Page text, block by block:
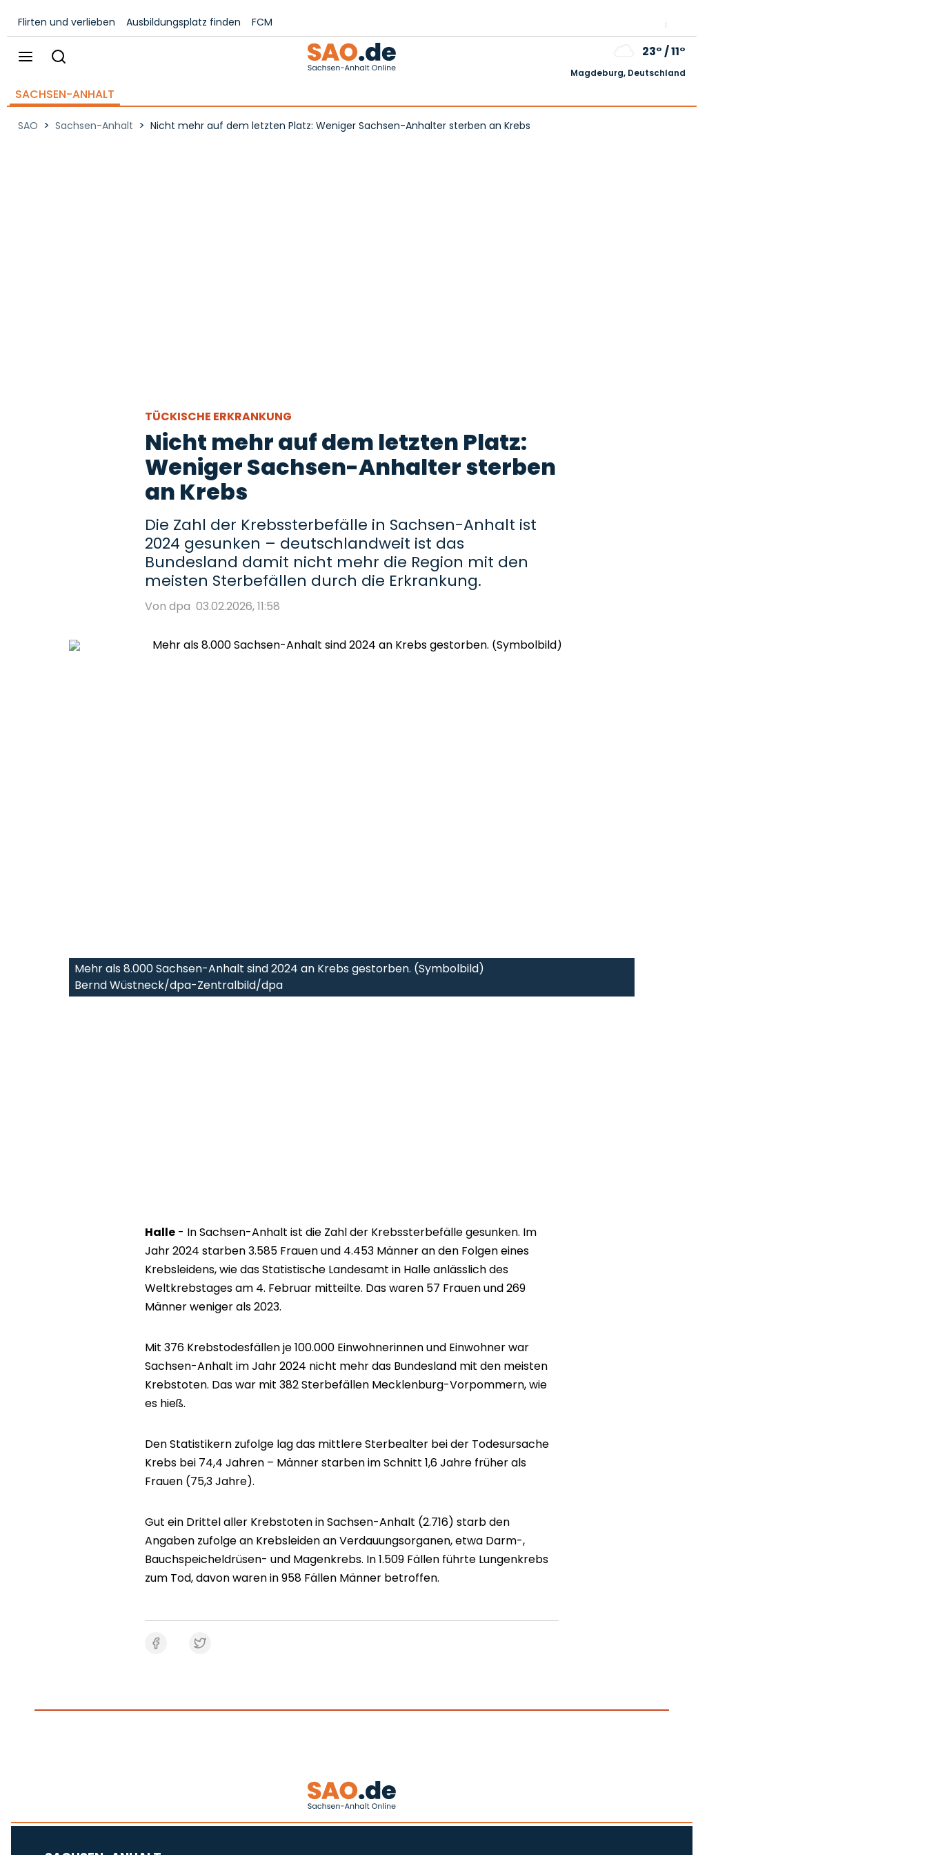
Flirten und verlieben Ausbildungsplatz finden FCM
23°/11°
Magdeburg, Deutschland
SACHSEN-ANHALT
SAO > Sachsen-Anhalt > Nicht mehr auf dem letzten Platz: Weniger Sachsen-Anhalter sterben an Krebs
TÜCKISCHE ERKRANKUNG
Nicht mehr auf dem letzten Platz:
Weniger Sachsen-Anhalter sterben
an Krebs
Die Zahl der Krebssterbefälle in Sachsen-Anhalt ist
2024 gesunken – deutschlandweit ist das
Bundesland damit nicht mehr die Region mit den
meisten Sterbefällen durch die Erkrankung.
Von dpa 03.02.2026, 11:58
Mehr als 8.000 Sachsen-Anhalt sind 2024 an Krebs gestorben. (Symbolbild)
Bernd Wüstneck/dpa-Zentralbild/dpa
Halle - In Sachsen-Anhalt ist die Zahl der Krebssterbefälle gesunken. Im
Jahr 2024 starben 3.585 Frauen und 4.453 Männer an den Folgen eines
Krebsleidens, wie das Statistische Landesamt in Halle anlässlich des
Weltkrebstages am 4. Februar mitteilte. Das waren 57 Frauen und 269
Männer weniger als 2023.
Mit 376 Krebstodesfällen je 100.000 Einwohnerinnen und Einwohner war
Sachsen-Anhalt im Jahr 2024 nicht mehr das Bundesland mit den meisten
Krebstoten. Das war mit 382 Sterbefällen Mecklenburg-Vorpommern, wie
es hieß.
Den Statistikern zufolge lag das mittlere Sterbealter bei der Todesursache
Krebs bei 74,4 Jahren – Männer starben im Schnitt 1,6 Jahre früher als
Frauen (75,3 Jahre).
Gut ein Drittel aller Krebstoten in Sachsen-Anhalt (2.716) starb den
Angaben zufolge an Krebsleiden an Verdauungsorganen, etwa Darm-,
Bauchspeicheldrüsen- und Magenkrebs. In 1.509 Fällen führte Lungenkrebs
zum Tod, davon waren in 958 Fällen Männer betroffen.